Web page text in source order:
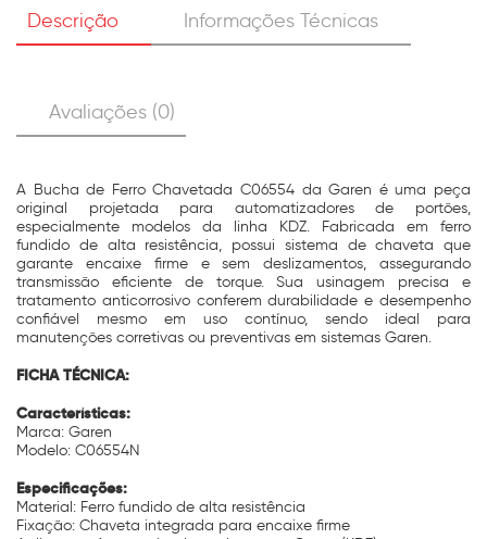
Descrição Informações Técnicas
Avaliações (0)
A Bucha de Ferro Chavetada C06554 da Garen é uma peça
original projetada para automatizadores de portões,
especialmente modelos da linha KDZ. Fabricada em ferro
fundido de alta resistência, possui sistema de chaveta que
garante encaixe firme e sem deslizamentos, assegurando
transmissão eficiente de torque. Sua usinagem precisa e
tratamento anticorrosivo conferem durabilidade e desempenho
confiável mesmo em uso contínuo, sendo ideal para
manutenções corretivas ou preventivas em sistemas Garen.
FICHA TÉCNICA:
Características:
Marca: Garen
Modelo: C06554N
Especificações:
Material: Ferro fundido de alta resistência
Fixação: Chaveta integrada para encaixe firme